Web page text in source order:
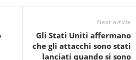
Next article
Gli Stati Uniti affermano
che gli attacchi sono stati
lanciati quando si sono